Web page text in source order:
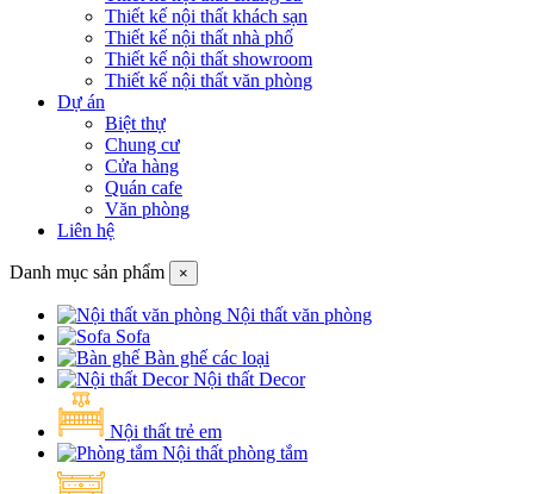
Thiết kế nội thất khách sạn
Thiết kế nội thất nhà phố
Thiết kế nội thất showroom
Thiết kế nội thất văn phòng
Dự án
Biệt thự
Chung cư
Cửa hàng
Quán cafe
Văn phòng
Liên hệ
Danh mục sản phẩm ×
Nội thất văn phòng
Sofa
Bàn ghế các loại
Nội thất Decor
Nội thất trẻ em
Nội thất phòng tắm